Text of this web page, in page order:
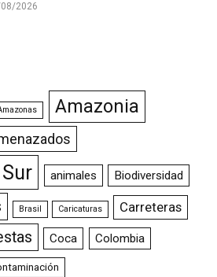
2026
Amazonia
animales Biodiversidad
Brasil Caricaturas Carreteras
Coca Colombia